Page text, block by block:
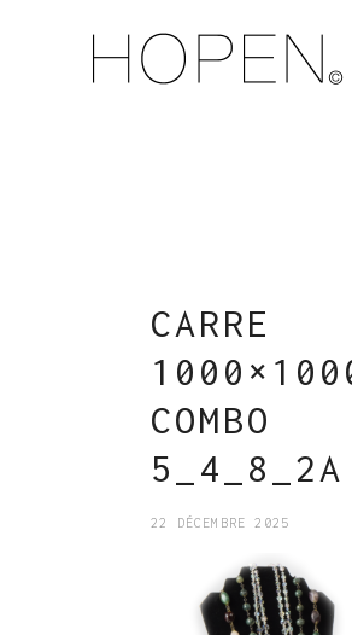
CARRE
COMBO
5_4_8_2A
22 DÉCEMBRE 2025